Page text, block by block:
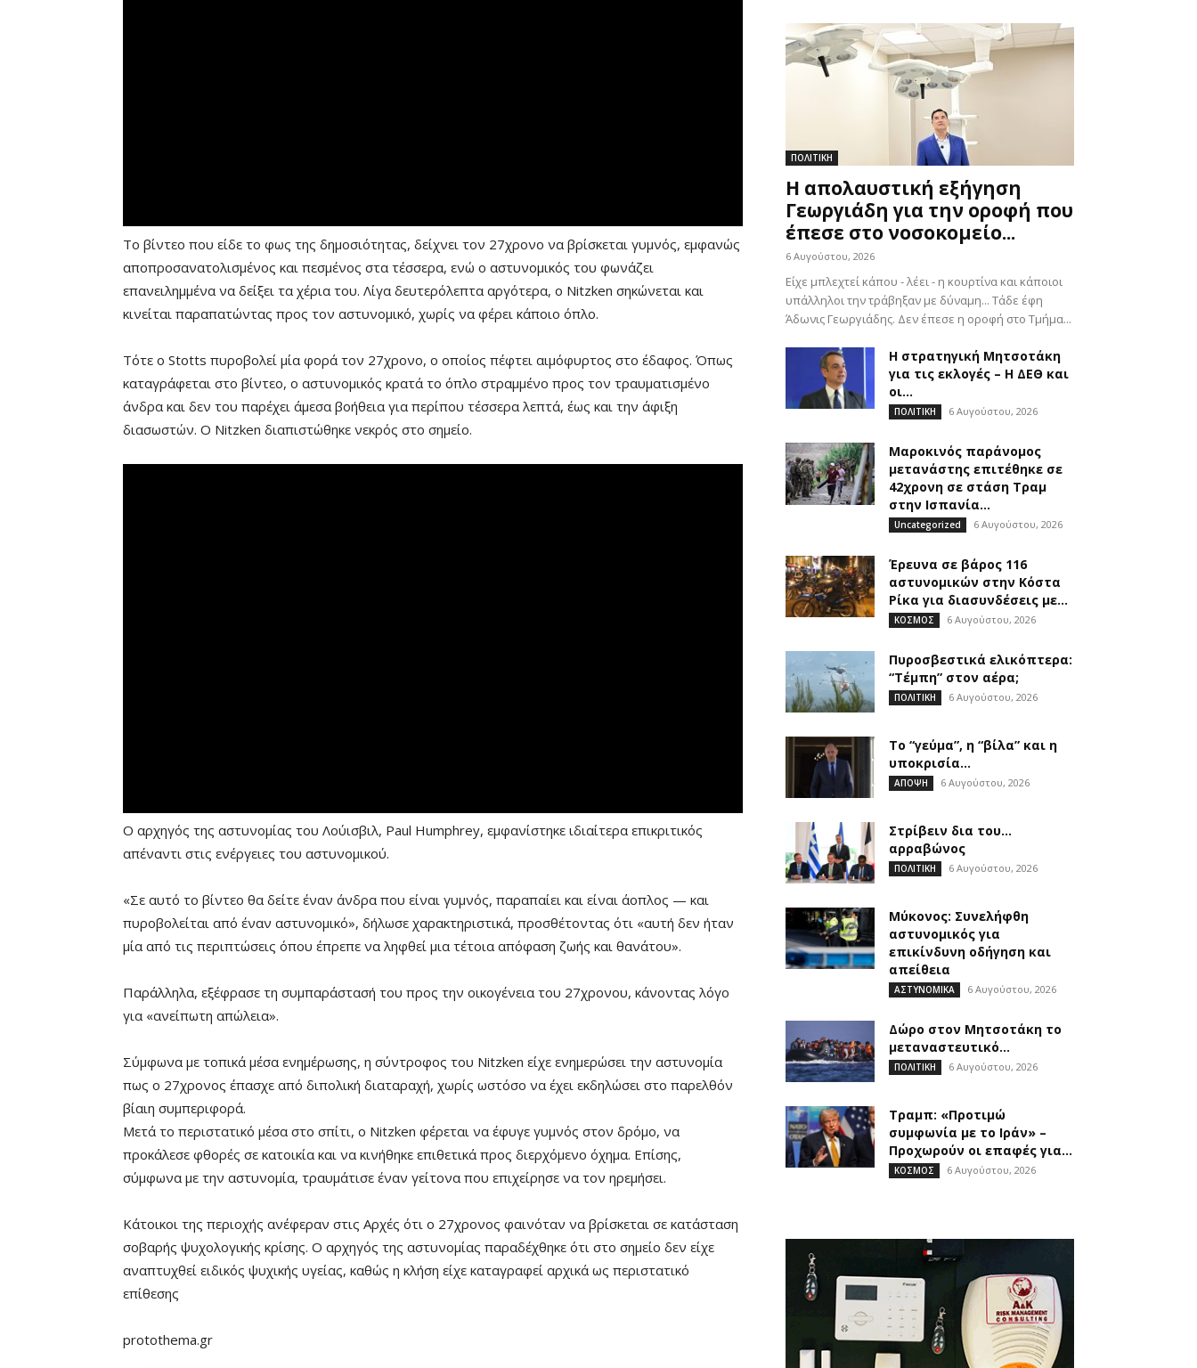
Το βίντεο που είδε το φως της δημοσιότητας, δείχνει τον 27χρονο να βρίσκεται γυμνός, εμφανώς
αποπροσανατολισμένος και πεσμένος στα τέσσερα, ενώ ο αστυνομικός του φωνάζει
επανειλημμένα να δείξει τα χέρια του. Λίγα δευτερόλεπτα αργότερα, ο Nitzken σηκώνεται και
κινείται παραπατώντας προς τον αστυνομικό, χωρίς να φέρει κάποιο όπλο.
Τότε ο Stotts πυροβολεί μία φορά τον 27χρονο, ο οποίος πέφτει αιμόφυρτος στο έδαφος. Όπως
καταγράφεται στο βίντεο, ο αστυνομικός κρατά το όπλο στραμμένο προς τον τραυματισμένο
άνδρα και δεν του παρέχει άμεσα βοήθεια για περίπου τέσσερα λεπτά, έως και την άφιξη
διασωστών. Ο Nitzken διαπιστώθηκε νεκρός στο σημείο.
Ο αρχηγός της αστυνομίας του Λούισβιλ, Paul Humphrey, εμφανίστηκε ιδιαίτερα επικριτικός
απέναντι στις ενέργειες του αστυνομικού.
«Σε αυτό το βίντεο θα δείτε έναν άνδρα που είναι γυμνός, παραπαίει και είναι άοπλος — και
πυροβολείται από έναν αστυνομικό», δήλωσε χαρακτηριστικά, προσθέτοντας ότι «αυτή δεν ήταν
μία από τις περιπτώσεις όπου έπρεπε να ληφθεί μια τέτοια απόφαση ζωής και θανάτου».
Παράλληλα, εξέφρασε τη συμπαράστασή του προς την οικογένεια του 27χρονου, κάνοντας λόγο
για «ανείπωτη απώλεια».
Σύμφωνα με τοπικά μέσα ενημέρωσης, η σύντροφος του Nitzken είχε ενημερώσει την αστυνομία
πως ο 27χρονος έπασχε από διπολική διαταραχή, χωρίς ωστόσο να έχει εκδηλώσει στο παρελθόν
βίαιη συμπεριφορά.
Μετά το περιστατικό μέσα στο σπίτι, ο Nitzken φέρεται να έφυγε γυμνός στον δρόμο, να
προκάλεσε φθορές σε κατοικία και να κινήθηκε επιθετικά προς διερχόμενο όχημα. Επίσης,
σύμφωνα με την αστυνομία, τραυμάτισε έναν γείτονα που επιχείρησε να τον ηρεμήσει.
Κάτοικοι της περιοχής ανέφεραν στις Αρχές ότι ο 27χρονος φαινόταν να βρίσκεται σε κατάσταση
σοβαρής ψυχολογικής κρίσης. Ο αρχηγός της αστυνομίας παραδέχθηκε ότι στο σημείο δεν είχε
αναπτυχθεί ειδικός ψυχικής υγείας, καθώς η κλήση είχε καταγραφεί αρχικά ως περιστατικό
επίθεσης
protothema.gr
ΠΟΛΙΤΙΚΗ
Η απολαυστική εξήγηση
Γεωργιάδη για την οροφή που
έπεσε στο νοσοκομείο...
6 Αυγούστου, 2026
Είχε μπλεχτεί κάπου - λέει - η κουρτίνα και κάποιοι
υπάλληλοι την τράβηξαν με δύναμη... Τάδε έφη
Άδωνις Γεωργιάδης. Δεν έπεσε η οροφή στο Τμήμα...
Η στρατηγική Μητσοτάκη
για τις εκλογές – Η ΔΕΘ και
οι...
ΠΟΛΙΤΙΚΗ 6 Αυγούστου, 2026
Μαροκινός παράνομος
μετανάστης επιτέθηκε σε
42χρονη σε στάση Τραμ
στην Ισπανία...
Uncategorized 6 Αυγούστου, 2026
Έρευνα σε βάρος 116
αστυνομικών στην Κόστα
Ρίκα για διασυνδέσεις με...
ΚΟΣΜΟΣ 6 Αυγούστου, 2026
Πυροσβεστικά ελικόπτερα:
“Τέμπη” στον αέρα;
ΠΟΛΙΤΙΚΗ 6 Αυγούστου, 2026
Το “γεύμα”, η “βίλα” και η
υποκρισία…
ΑΠΟΨΗ 6 Αυγούστου, 2026
Στρίβειν δια του…
αρραβώνος
ΠΟΛΙΤΙΚΗ 6 Αυγούστου, 2026
Μύκονος: Συνελήφθη
αστυνομικός για
επικίνδυνη οδήγηση και
απείθεια
ΑΣΤΥΝΟΜΙΚΑ 6 Αυγούστου, 2026
Δώρο στον Μητσοτάκη το
μεταναστευτικό…
ΠΟΛΙΤΙΚΗ 6 Αυγούστου, 2026
Τραμπ: «Προτιμώ
συμφωνία με το Ιράν» –
Προχωρούν οι επαφές για...
ΚΟΣΜΟΣ 6 Αυγούστου, 2026